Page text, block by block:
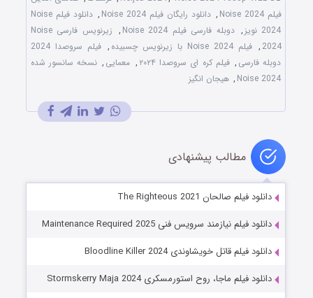
فیلم Noise 2024
, دانلود رایگان فیلم Noise 2024 ,
دانلود فیلم Noise
2024 نویز
, دوبله فارسی فیلم Noise 2024 ,
زیرنویس فارسی Noise
2024
, فیلم Noise 2024 با زیرنویس چسبیده ,
فیلم سروصدا 2024
دوبله فارسی , فیلم کره ای سروصدا ۲۰۲۴ , معمایی , نسخه سانسور شده
Noise 2024
, هیجان انگیز
مطالب پیشنهادی
دانلود فیلم صالحان The Righteous 2021
دانلود فیلم نیازمند سرویس فنی Maintenance Required 2025
دانلود فیلم قاتل خویشاوندی Bloodline Killer 2024
دانلود فیلم ماجا، روح استورمسکری Stormskerry Maja 2024